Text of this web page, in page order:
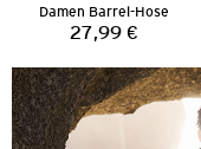
Damen Barrel-Hose
Preis:
27,99 €